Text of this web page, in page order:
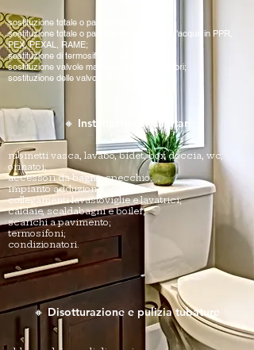
sostituzione totale o parziale degli scarichi;
sostituzione totale o parziale delle colonne d'acqua in PPR,
PEX, PEXAL, RAME;
sostituzione di termosifoni e relative valvole;
sostituzione valvole mandata / ritorno radiatori;
sostituzione delle valvole di ritegno.
🔸 Installazione - sanitari
rubinetti vasca, lavabo, bidet, box doccia, wc,
orinatoi;
accessori da bagno, specchio;
impianto adduzione acqua;
collegamenti lavastoviglie e lavatrici;
caldaie, scaldabagni e boiler;
scarichi a pavimento;
termosifoni;
condizionatori.
🔸 Disotturazione e pulizia tubature